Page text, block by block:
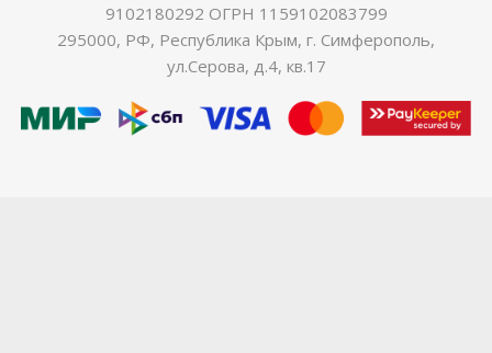
9102180292 ОГРН 1159102083799
295000, РФ, Республика Крым, г. Симферополь,
ул.Серова, д.4, кв.17